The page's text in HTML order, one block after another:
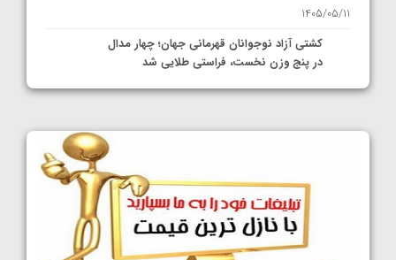
1405/05/11
کشتی آزاد نوجوانان قهرمانی جهان؛ چهار مدال
در پنج وزن نخست، فراستی طلایی شد
1405/05/11
کشتی آزاد نوجوانان جهان؛ رقبای نمایندگان
ایران مشخص شدند
1405/05/08